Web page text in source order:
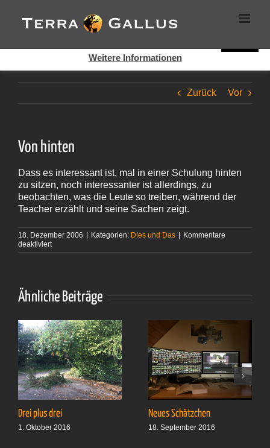
Inhalt
springen
Zurück Vor
Von hinten
Dass es interessant ist, mal in einer Schulung hinten
zu sitzen, noch interessanter ist allerdings, zu
beobachten, was die Leute so treiben, während der
Teacher erzählt und seine Sachen zeigt.
18. Dezember 2006 | Kategorien: Dies und Das | Kommentare
deaktiviertfür
Ähnliche Beiträge
Drei plus drei
1. Oktober 2016
Neues Schätzchen
18. September 2016
Cookies helfen auf auf dieser Seite bei der Bereitstellung der
Dienste. Durch die Nutzung dieser Webseite erklären Sie sich
Weitere Informationen